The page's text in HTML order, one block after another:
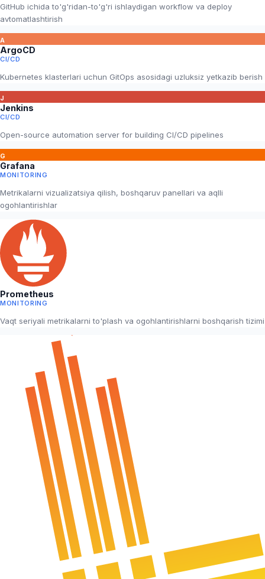
GitHub ichida to'g'ridan-to'g'ri ishlaydigan workflow va deploy
avtomatlashtirish
A
ArgoCD
CI/CD
Kubernetes klasterlari uchun GitOps asosidagi uzluksiz yetkazib berish
J
Jenkins
CI/CD
Open-source automation server for building CI/CD pipelines
G
Grafana
MONITORING
Metrikalarni vizualizatsiya qilish, boshqaruv panellari va aqlli
ogohlantirishlar
Prometheus
MONITORING
Vaqt seriyali metrikalarni to'plash va ogohlantirishlarni boshqarish tizimi